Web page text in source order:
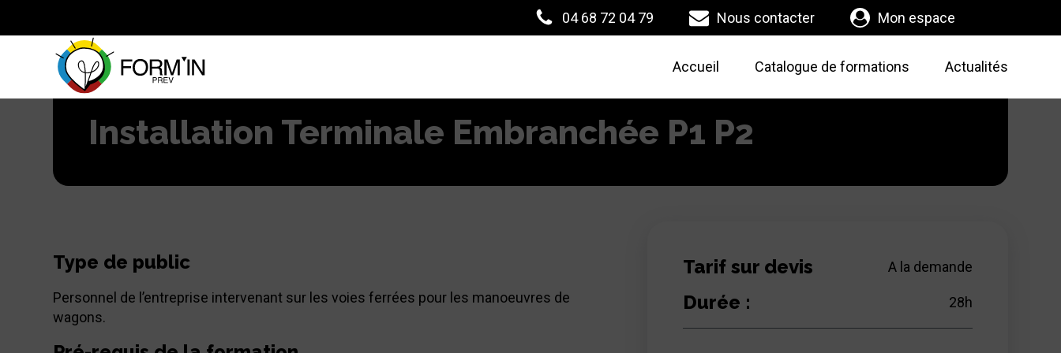
Installation Terminale Embranchée P1 P2
Type de public
Personnel de l’entreprise intervenant sur les voies ferrées pour les manoeuvres de
wagons.
Tarif sur devis A la demande
Durée : 28h
04 68 72 04 79 Nous contacter Mon espace
Accueil Catalogue de formations Actualités